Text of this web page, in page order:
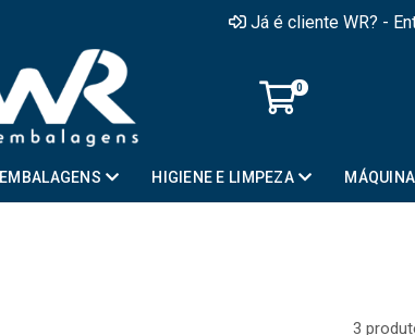
Já é cliente WR? -
0
EMBALAGENS HIGIENE E LIMPEZA
3